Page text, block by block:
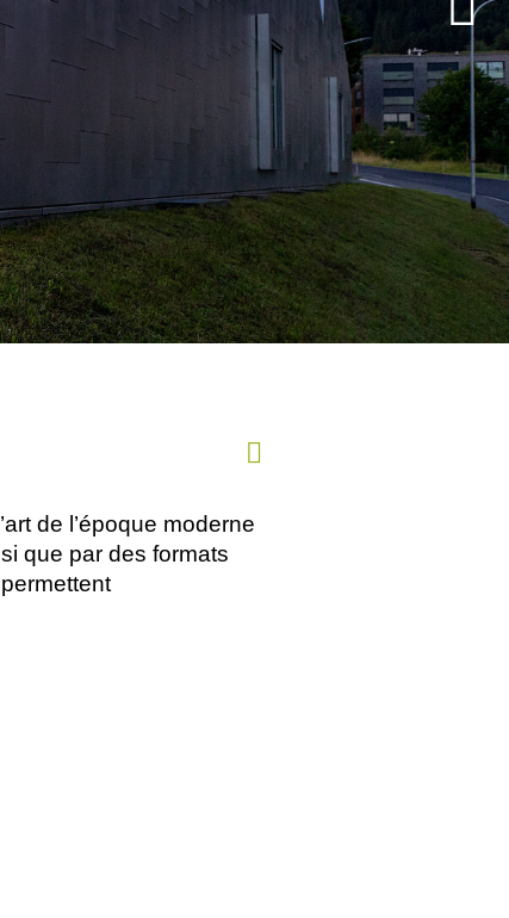
de l’époque moderne
que par des formats